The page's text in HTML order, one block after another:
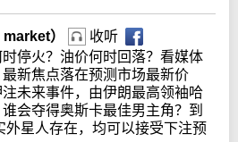
）
收听
停火？油价何时回落？看媒体
新焦点落在预测市场最新价
未来事件，由伊朗最高领袖哈
会夺得奥斯卡最佳男主角？到
星人存在，均可以接受下注预